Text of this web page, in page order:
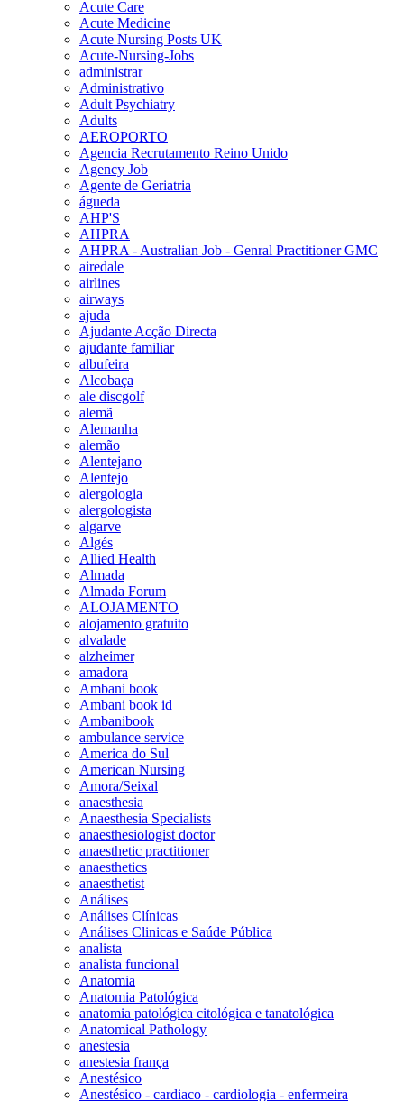
Acute Care
Acute Medicine
Acute Nursing Posts UK
Acute-Nursing-Jobs
administrar
Administrativo
Adult Psychiatry
Adults
AEROPORTO
Agencia Recrutamento Reino Unido
Agency Job
Agente de Geriatria
águeda
AHP'S
AHPRA
AHPRA - Australian Job - Genral Practitioner GMC
airedale
airlines
airways
ajuda
Ajudante Acção Directa
ajudante familiar
albufeira
Alcobaça
ale discgolf
alemã
Alemanha
alemão
Alentejano
Alentejo
alergologia
alergologista
algarve
Algés
Allied Health
Almada
Almada Forum
ALOJAMENTO
alojamento gratuito
alvalade
alzheimer
amadora
Ambani book
Ambani book id
Ambanibook
ambulance service
America do Sul
American Nursing
Amora/Seixal
anaesthesia
Anaesthesia Specialists
anaesthesiologist doctor
anaesthetic practitioner
anaesthetics
anaesthetist
Análises
Análises Clínicas
Análises Clinicas e Saúde Pública
analista
analista funcional
Anatomia
Anatomia Patológica
anatomia patológica citológica e tanatológica
Anatomical Pathology
anestesia
anestesia frança
Anestésico
Anestésico - cardiaco - cardiologia - enfermeira